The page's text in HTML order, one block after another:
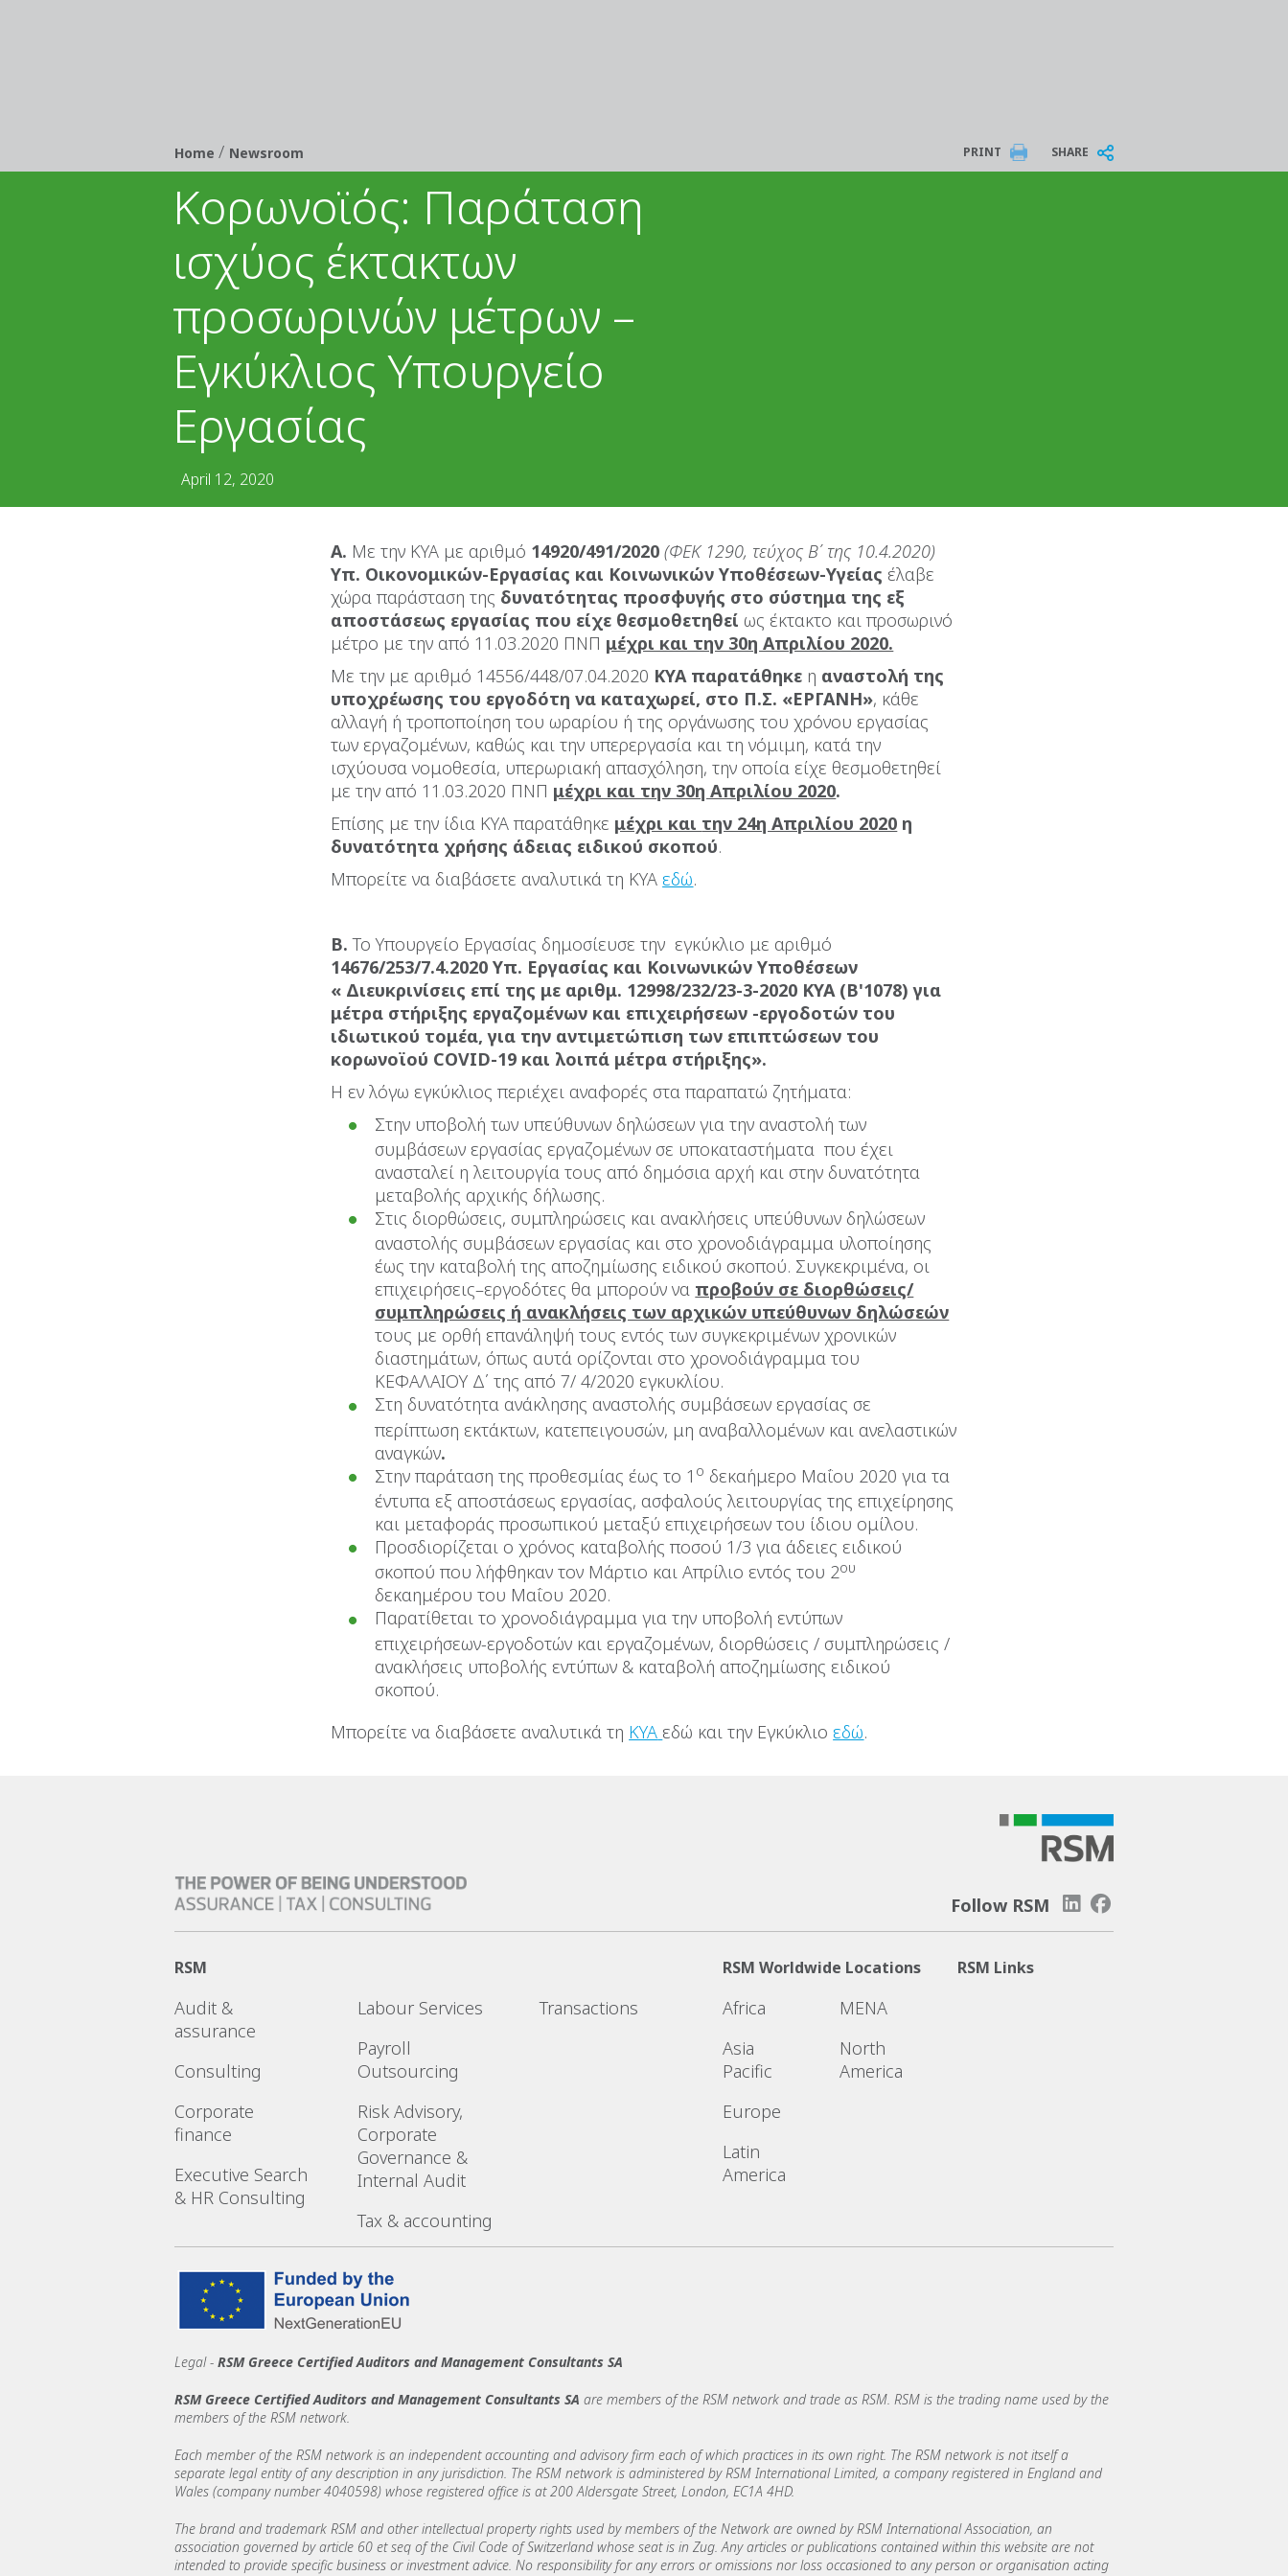
Breadcrumb
Home / Newsroom PRINT SHARE
Κορωνοϊός: Παράταση
ισχύος έκτακτων
προσωρινών μέτρων –
Εγκύκλιος Υπουργείο
Εργασίας
April 12, 2020
Α. Με την ΚΥΑ με αριθμό 14920/491/2020(ΦΕΚ 1290, τεύχος Β΄ της 10.4.2020)
Υπ. Οικονομικών-Εργασίας και Κοινωνικών Υποθέσεων-Υγείας έλαβε
χώρα παράσταση της δυνατότητας προσφυγής στο σύστημα της εξ
αποστάσεως εργασίας που είχε θεσμοθετηθεί ως έκτακτο και προσωρινό
μέτρο με την από 11.03.2020 ΠΝΠ μέχρι και την 30η Απριλίου 2020.
Με την με αριθμό 14556/448/07.04.2020 ΚΥΑ παρατάθηκε η αναστολή της
υποχρέωσης του εργοδότη να καταχωρεί, στο Π.Σ. «ΕΡΓΑΝΗ», κάθε
αλλαγή ή τροποποίηση του ωραρίου ή της οργάνωσης του χρόνου εργασίας
των εργαζομένων, καθώς και την υπερεργασία και τη νόμιμη, κατά την
ισχύουσα νομοθεσία, υπερωριακή απασχόληση, την οποία είχε θεσμοθετηθεί
με την από 11.03.2020 ΠΝΠ μέχρι και την 30η Απριλίου 2020.
Επίσης με την ίδια ΚΥΑ παρατάθηκε μέχρι και την 24η Απριλίου 2020 η
δυνατότητα χρήσης άδειας ειδικού σκοπού.
Μπορείτε να διαβάσετε αναλυτικά τη ΚΥΑ εδώ.
Β. Το Υπουργείο Εργασίας δημοσίευσε την εγκύκλιο με αριθμό
14676/253/7.4.2020 Υπ. Εργασίας και Κοινωνικών Υποθέσεων
« Διευκρινίσεις επί της με αριθμ. 12998/232/23-3-2020 ΚΥΑ (Β'1078) για
μέτρα στήριξης εργαζομένων και επιχειρήσεων -εργοδοτών του
ιδιωτικού τομέα, για την αντιμετώπιση των επιπτώσεων του
κορωνοϊού COVID-19 και λοιπά μέτρα στήριξης».
Η εν λόγω εγκύκλιος περιέχει αναφορές στα παραπατώ ζητήματα:
Στην υποβολή των υπεύθυνων δηλώσεων για την αναστολή των
συμβάσεων εργασίας εργαζομένων σε υποκαταστήματα που έχει
ανασταλεί η λειτουργία τους από δημόσια αρχή και στην δυνατότητα
μεταβολής αρχικής δήλωσης.
Στις διορθώσεις, συμπληρώσεις και ανακλήσεις υπεύθυνων δηλώσεων
αναστολής συμβάσεων εργασίας και στο χρονοδιάγραμμα υλοποίησης
έως την καταβολή της αποζημίωσης ειδικού σκοπού. Συγκεκριμένα, οι
επιχειρήσεις–εργοδότες θα μπορούν να προβούν σε διορθώσεις/
συμπληρώσεις ή ανακλήσεις των αρχικών υπεύθυνων δηλώσεών
τους με ορθή επανάληψή τους εντός των συγκεκριμένων χρονικών
διαστημάτων, όπως αυτά ορίζονται στο χρονοδιάγραμμα του
ΚΕΦΑΛΑΙΟΥ Δ΄ της από 7/ 4/2020 εγκυκλίου.
Στη δυνατότητα ανάκλησης αναστολής συμβάσεων εργασίας σε
περίπτωση εκτάκτων, κατεπειγουσών, μη αναβαλλομένων και ανελαστικών
αναγκών.
Στην παράταση της προθεσμίας έως το 1 ο δεκαήμερο Μαΐου 2020 για τα
έντυπα εξ αποστάσεως εργασίας, ασφαλούς λειτουργίας της επιχείρησης
και μεταφοράς προσωπικού μεταξύ επιχειρήσεων του ίδιου ομίλου.
Προσδιορίζεται ο χρόνος καταβολής ποσού 1/3 για άδειες ειδικού
σκοπού που λήφθηκαν τον Μάρτιο και Απρίλιο εντός του 2ου
δεκαημέρου του Μαΐου 2020.
Παρατίθεται το χρονοδιάγραμμα για την υποβολή εντύπων
επιχειρήσεων-εργοδοτών και εργαζομένων, διορθώσεις / συμπληρώσεις /
ανακλήσεις υποβολής εντύπων & καταβολή αποζημίωσης ειδικού
σκοπού.
Μπορείτε να διαβάσετε αναλυτικά τη ΚΥΑ εδώ και την Εγκύκλιο εδώ.
Follow RSM
RSM
Audit &
assurance
Consulting
Corporate
finance
Executive Search
& HR Consulting
Labour Services
Payroll
Outsourcing
Risk Advisory,
Corporate
Governance &
Internal Audit
Tax & accounting
Transactions
RSM Worldwide Locations
Africa
Asia
Pacific
Europe
Latin
America
MENA
North
America
RSM Links
Legal - RSM Greece Certified Auditors and Management Consultants SA
RSM Greece Certified Auditors and Management Consultants SA are members of the RSM network and trade as RSM. RSM is the trading name used by the
members of the RSM network.
Each member of the RSM network is an independent accounting and advisory firm each of which practices in its own right. The RSM network is not itself a
separate legal entity of any description in any jurisdiction. The RSM network is administered by RSM International Limited, a company registered in England and
Wales (company number 4040598) whose registered office is at 200 Aldersgate Street, London, EC1A 4HD.
The brand and trademark RSM and other intellectual property rights used by members of the Network are owned by RSM International Association, an
association governed by article 60 et seq of the Civil Code of Switzerland whose seat is in Zug. Any articles or publications contained within this website are not
intended to provide specific business or investment advice. No responsibility for any errors or omissions nor loss occasioned to any person or organisation acting